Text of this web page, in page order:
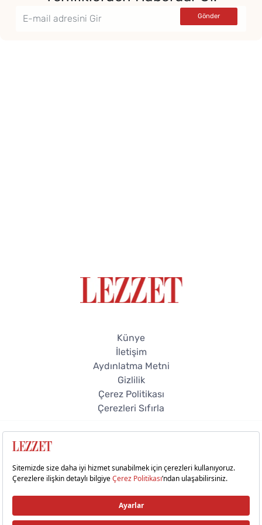
Künye
İletişim
Aydınlatma Metni
Gizlilik
Çerez Politikası
Çerezleri Sıfırla
© 2026 Lezzet Online. Tüm hakları saklıdır.